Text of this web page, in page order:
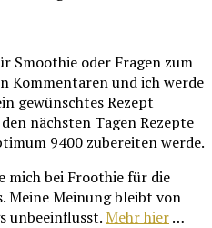
Smoothie oder Fragen zum
Kommentaren und ich werde
gewünschtes Rezept
nächsten Tagen Rezepte
9400 zubereiten werde.
mich bei Froothie für die
Meine Meinung bleibt von
unbeeinflusst.Mehr hier…